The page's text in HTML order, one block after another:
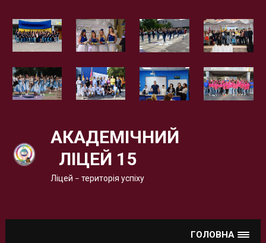
АКАДЕМІЧНИЙ
ЛІЦЕЙ 15
Ліцей – територія успіху
ГОЛОВНА